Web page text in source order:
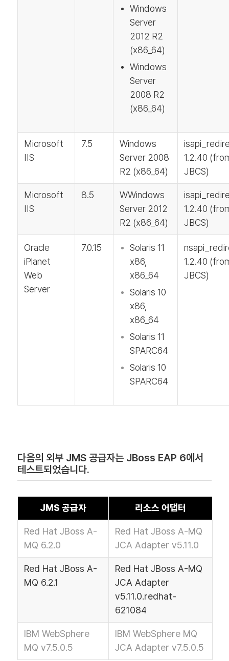
Windows
Server
2012 R2
(x86_64)
Windows
Server
2008 R2
(x86_64)
Microsoft
IIS
7.5
Windows
Server 2008
R2 (x86_64)
1.2.40
JBCS)
Microsoft
IIS
8.5
WWindows
Server 2012
R2 (x86_64)
1.2.40
JBCS)
Oracle
iPlanet
Web
Server
7.0.15
Solaris 11
x86,
x86_64
Solaris 10
x86,
x86_64
Solaris 11
SPARC64
Solaris 10
SPARC64
1.2.40
JBCS)
다음의 외부 JMS 공급자는 JBoss EAP 6에서
테스트되었습니다.
JMS 공급자 리소스 어댑터
Red Hat JBoss A-
MQ 6.2.0
Red Hat JBoss A-MQ
JCA Adapter v5.11.0
Red Hat JBoss A-
MQ 6.2.1
Red Hat JBoss A-MQ
JCA Adapter
v5.11.0.redhat-
621084
IBM WebSphere
MQ v7.5.0.5
IBM WebSphere MQ
JCA Adapter v7.5.0.5